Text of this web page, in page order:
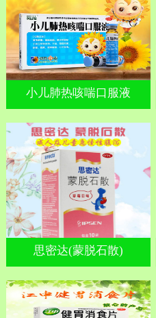
小儿肺热咳喘口服液
思密达(蒙脱石散)